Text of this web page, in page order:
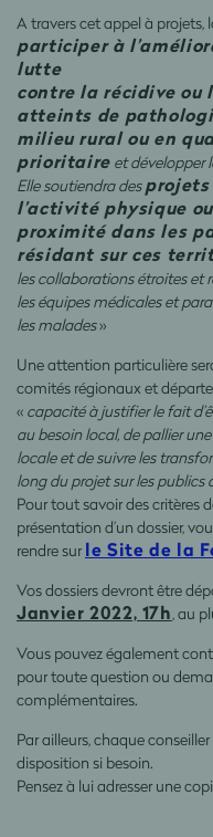
A travers cet appel à projets,
participer à
lutte
contre la récidive ou
atteints de
milieu rural ou en
prioritaireet développer
Elle soutiendra des
l’activité physique
proximité dans les
résidant sur ces
les collaborations étroites et
les équipes médicales et
les malades»
Une attention particulière
comités régionaux et
« capacité à justifier le fait
au besoin local, de pallier
locale et de suivre les
long du projet sur les publics
Pour tout savoir des critères
présentation d’un dossier,
rendre sur le Site de la
Vos dossiers devront être
Janvier 2022, 17h, au
Vous pouvez également
pour toute question ou
complémentaires.
Par ailleurs, chaque
disposition si besoin.
Pensez à lui adresser une